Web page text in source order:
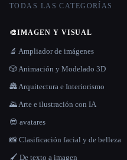
TODAS LAS CATEGORÍAS
🎨IMAGEN Y VISUAL
🔬 Ampliador de imágenes
🎲 Animación y Modelado 3D
🏯 Arquitectura e Interiorismo
🌄 Arte e ilustración con IA
😎 avatares
📸 Clasificación facial y de belleza
🖌️ De texto a imagen